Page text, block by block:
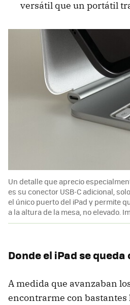
versátil que un portátil
Un detalle que aprecio
es su conector USB-C adicional,
el único puerto del iPad y permite
a la altura de la mesa, no elevado.
Donde el iPad se
A medida que avanzaban
encontrarme con